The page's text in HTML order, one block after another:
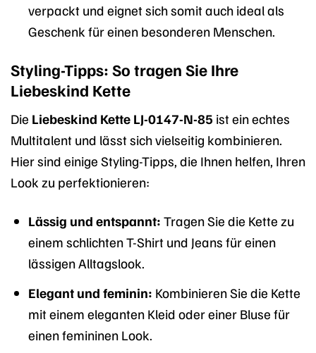
verpackt und eignet sich somit auch ideal als
Geschenk für einen besonderen Menschen.
Styling-Tipps: So tragen Sie Ihre
Liebeskind Kette
Die Liebeskind Kette LJ-0147-N-85 ist ein echtes
Multitalent und lässt sich vielseitig kombinieren.
Hier sind einige Styling-Tipps, die Ihnen helfen, Ihren
Look zu perfektionieren:
Lässig und entspannt: Tragen Sie die Kette zu
einem schlichten T-Shirt und Jeans für einen
lässigen Alltagslook.
Elegant und feminin: Kombinieren Sie die Kette
mit einem eleganten Kleid oder einer Bluse für
einen femininen Look.